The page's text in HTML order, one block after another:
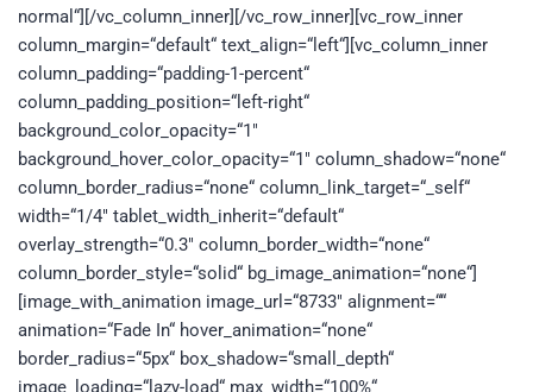
normal“][/vc_column_inner][/vc_row_inner][vc_row_inner
column_margin=“default“ text_align=“left“][vc_column_inner
column_padding=“padding-1-percent“
column_padding_position=“left-right“
background_color_opacity=“1″
background_hover_color_opacity=“1″ column_shadow=“none“
column_border_radius=“none“ column_link_target=“_self“
width=“1/4″ tablet_width_inherit=“default“
overlay_strength=“0.3″ column_border_width=“none“
column_border_style=“solid“ bg_image_animation=“none“]
[image_with_animation image_url=“8733″ alignment=““
animation=“Fade In“ hover_animation=“none“
border_radius=“5px“ box_shadow=“small_depth“
image_loading=“lazy-load“ max_width=“100%“